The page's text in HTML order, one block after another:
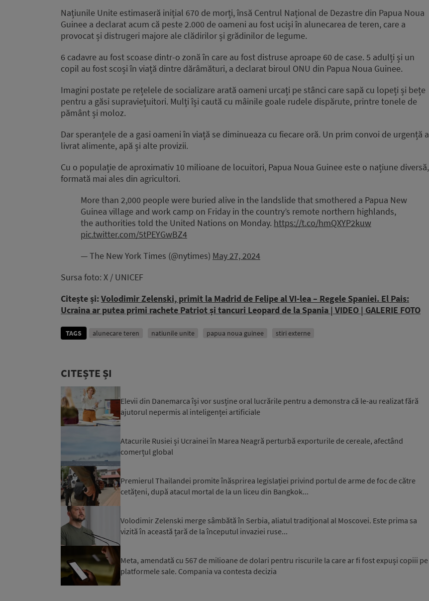
Națiunile Unite estimaseră inițial 670 de morți, însă Centrul Național de Dezastre din Papua Noua
Guinee a declarat acum că peste 2.000 de oameni au fost uciși în alunecarea de teren, care a
provocat și distrugeri majore ale clădirilor și grădinilor de legume.
6 cadavre au fost scoase dintr-o zonă în care au fost distruse aproape 60 de case. 5 adulți și un
copil au fost scoși în viață dintre dărâmături, a declarat biroul ONU din Papua Noua Guinee.
Imagini postate pe rețelele de socializare arată oameni urcați pe stânci care sapă cu lopeți și bețe
pentru a găsi supraviețuitori. Mulți își caută cu mâinile goale rudele dispărute, printre tonele de
pământ și moloz.
Dar speranțele de a gasi oameni în viață se diminueaza cu fiecare oră. Un prim convoi de urgență a
livrat alimente, apă și alte provizii.
Cu o populație de aproximativ 10 milioane de locuitori, Papua Noua Guinee este o națiune diversă,
formată mai ales din agricultori.
More than 2,000 people were buried alive in the landslide that smothered a Papua New
Guinea village and work camp on Friday in the country’s remote northern highlands,
the authorities told the United Nations on Monday. https://t.co/hmQXYP2kuw
pic.twitter.com/5tPEYGwBZ4
— The New York Times (@nytimes) May 27, 2024
Sursa foto: X / UNICEF
Citește și:Volodimir Zelenski, primit la Madrid de Felipe al VI-lea – Regele Spaniei. El Pais:
Ucraina ar putea primi rachete Patriot și tancuri Leopard de la Spania | VIDEO | GALERIE FOTO
TAGS alunecare teren natiunile unite papua noua guinee stiri externe
CITEȘTE ȘI
Elevii din Danemarca își vor susține oral lucrările pentru a demonstra că le-au realizat fără
ajutorul nepermis al inteligenței artificiale
Atacurile Rusiei și Ucrainei în Marea Neagră perturbă exporturile de cereale, afectând
comerțul global
Premierul Thailandei promite înăsprirea legislației privind portul de arme de foc de către
cetățeni, după atacul mortal de la un liceu din Bangkok...
Volodimir Zelenski merge sâmbătă în Serbia, aliatul tradițional al Moscovei. Este prima sa
vizită în această țară de la începutul invaziei ruse...
Meta, amendată cu 567 de milioane de dolari pentru riscurile la care ar fi fost expuși copiii pe
platformele sale. Compania va contesta decizia